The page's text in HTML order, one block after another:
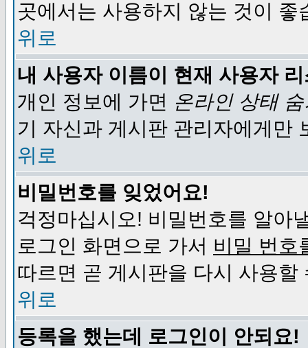
곳에서는 사용하지 않는 것이 좋
위로
내 사용자 이름이 현재 사용자
개인 정보에 가면 온라인 상태
기 자신과 게시판 관리자에게만
위로
비밀번호를 잊었어요!
걱정마십시오! 비밀번호를 알아
로그인 화면으로 가서 비밀 번호
따르면 곧 게시판을 다시 사용할
위로
등록을 했는데 로그인이 안되요!